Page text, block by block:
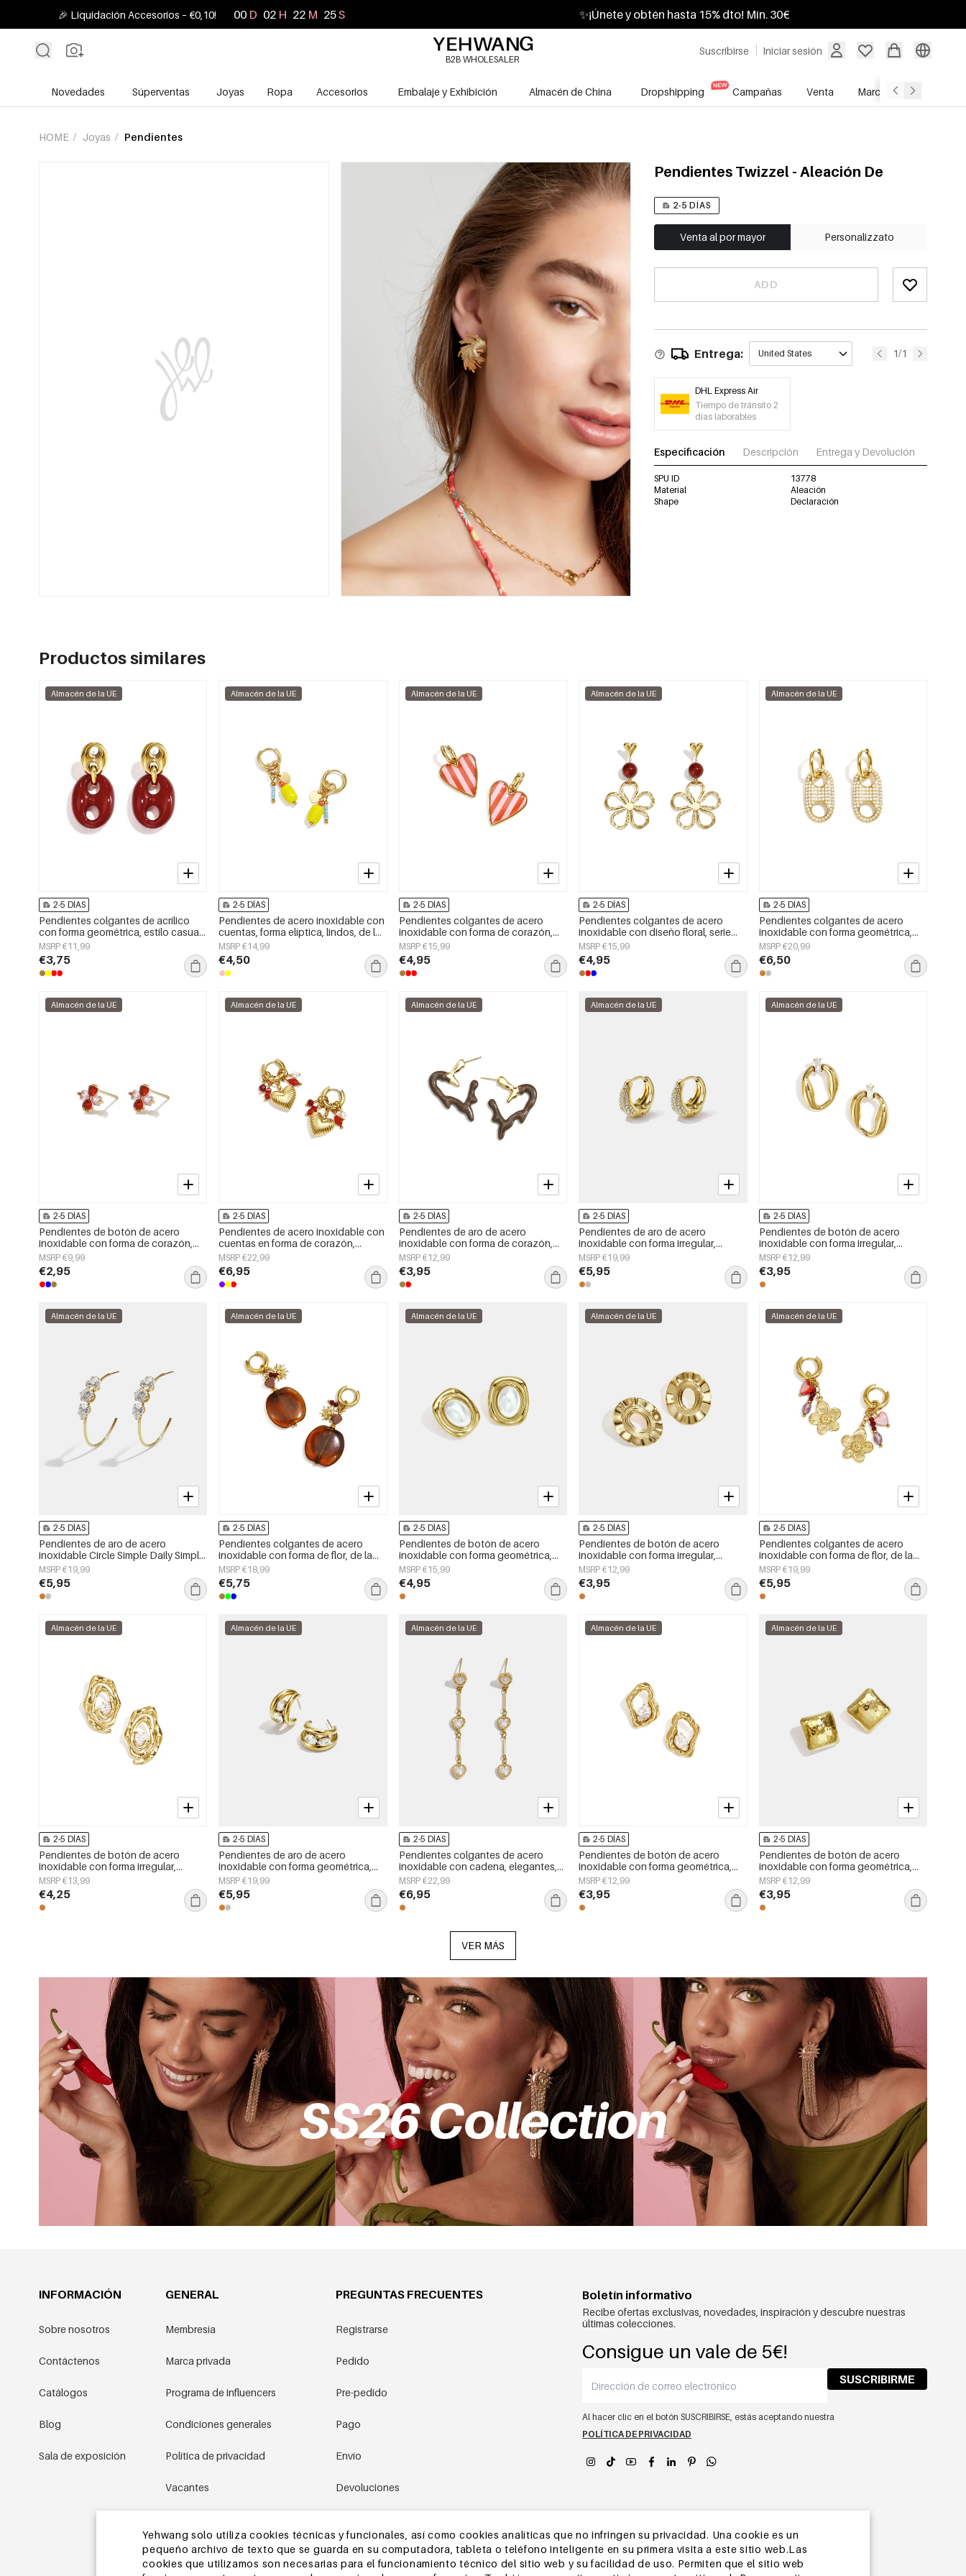
🎉 Liquidación Accesorios – €0,10! 00 D 02 H 22 M 24S ✨¡Únete y obtén hasta 15% dto! Mín. 30€
Suscribirse Iniciar sesión
B2B WHOLESALER
Novedades Súperventas Joyas Ropa Accesorios Embalaje y Exhibición Almacén de China Dropshipping Campañas Venta Marcas
Yehwang solo utiliza cookies técnicas y funcionales, así como cookies analíticas que no infringen su privacidad. Una cookie es un
pequeño archivo de texto que se guarda en su computadora, tableta o teléfono inteligente en su primera visita a este sitio web.Las
cookies que utilizamos son necesarias para el funcionamiento técnico del sitio web y su facilidad de uso. Permiten que el sitio web
HOME / Joyas / Pendientes
Pendientes Twizzel - Aleación De
2-5 DÍAS
Venta al por mayor Personalizzato
ADD
Entrega: United States 1/1
DHL Express Air
Tiempo de tránsito 2
días laborables
Especificación Descripción Entrega y Devolución
SPU ID
13778
Material
Aleación
Shape
Declaración
Productos similares
Almacén de la UE
2-5 DÍAS
Pendientes colgantes de acrílico
con forma geométrica, estilo casual
y sencillo para uso diario. Joyería
para mujer.
MSRP €11,99
€3,75
Almacén de la UE
2-5 DÍAS
Pendientes de acero inoxidable con
cuentas, forma elíptica, lindos, de la
serie Daily Simple, joyería para mujer
MSRP €14,99
€4,50
Almacén de la UE
2-5 DÍAS
Pendientes colgantes de acero
inoxidable con forma de corazón,
sencillos, de la serie Daily Simple,
joyería para mujer.
MSRP €15,99
€4,95
Almacén de la UE
2-5 DÍAS
Pendientes colgantes de acero
inoxidable con diseño floral, serie
Daily Simple, joyería para mujer
MSRP €15,99
€4,95
Almacén de la UE
2-5 DÍAS
Pendientes colgantes de acero
inoxidable con forma geométrica,
sencillos para el día a día, de la serie
Simple. Joyería para mujer.
MSRP €20,99
€6,50
Almacén de la UE
2-5 DÍAS
Pendientes de botón de acero
inoxidable con forma de corazón,
sencillos, de la serie Daily Simple,
joyería para mujer.
MSRP €9,99
€2,95
Almacén de la UE
2-5 DÍAS
Pendientes de acero inoxidable con
cuentas en forma de corazón,
sencillos, de la serie Daily Simple.
Joyería para mujer.
MSRP €22,99
€6,95
Almacén de la UE
2-5 DÍAS
Pendientes de aro de acero
inoxidable con forma de corazón,
sencillos, de la serie Daily Simple,
joyería para mujer.
MSRP €12,99
€3,95
Almacén de la UE
2-5 DÍAS
Pendientes de aro de acero
inoxidable con forma irregular,
sencillos, de la serie Daily Simple,
joyería para mujer.
MSRP €19,99
€5,95
Almacén de la UE
2-5 DÍAS
Pendientes de botón de acero
inoxidable con forma irregular,
sencillos, de la serie Daily Simple,
joyería para mujer.
MSRP €12,99
€3,95
Almacén de la UE
2-5 DÍAS
Pendientes de aro de acero
inoxidable Circle Simple Daily Simple
Series Joyería para mujer
MSRP €19,99
€5,95
Almacén de la UE
2-5 DÍAS
Pendientes colgantes de acero
inoxidable con forma de flor, de la
serie Daily Simple, joyería para mujer.
MSRP €18,99
€5,75
Almacén de la UE
2-5 DÍAS
Pendientes de botón de acero
inoxidable con forma geométrica,
sencillos, de la serie Daily Simple,
joyería para mujer.
MSRP €15,99
€4,95
Almacén de la UE
2-5 DÍAS
Pendientes de botón de acero
inoxidable con forma irregular,
sencillos, de la serie Daily Simple,
joyería para mujer.
MSRP €12,99
€3,95
Almacén de la UE
2-5 DÍAS
Pendientes colgantes de acero
inoxidable con forma de flor, de la
serie Daily Simple, joyería para mujer.
MSRP €19,99
€5,95
Almacén de la UE
2-5 DÍAS
Pendientes de botón de acero
inoxidable con forma irregular,
sencillos, de la serie Daily Simple,
joyería para mujer.
MSRP €13,99
€4,25
Almacén de la UE
2-5 DÍAS
Pendientes de aro de acero
inoxidable con forma geométrica,
sencillos, de la serie Daily Simple,
joyería para mujer.
MSRP €19,99
€5,95
Almacén de la UE
2-5 DÍAS
Pendientes colgantes de acero
inoxidable con cadena, elegantes,
ideales para reuniones o fiestas.
Colección de lujo para mujer.
MSRP €22,99
€6,95
Almacén de la UE
2-5 DÍAS
Pendientes de botón de acero
inoxidable con forma geométrica,
sencillos, de la serie Daily Simple,
joyería para mujer.
MSRP €12,99
€3,95
Almacén de la UE
2-5 DÍAS
Pendientes de botón de acero
inoxidable con forma geométrica,
sencillos, de la serie Daily Simple,
joyería para mujer.
MSRP €12,99
€3,95
VER MÁS
INFORMACIÓN
Sobre nosotros
Contáctenos
Catálogos
Blog
Sala de exposición
GENERAL
Membresía
Marca privada
Programa de influencers
Condiciones generales
Política de privacidad
Vacantes
Mapa del sitio
PREGUNTAS FRECUENTES
Registrarse
Pedido
Pre-pedido
Pago
Envío
Devoluciones
Otras preguntas
Boletín informativo
Recibe ofertas exclusivas, novedades, inspiración y descubre nuestras
últimas colecciones.
Consigue un vale de 5€!
SUSCRIBIRME
Al hacer clic en el botón SUSCRIBIRSE, estás aceptando nuestra
POLÍTICA DE PRIVACIDAD
YEHWANG app